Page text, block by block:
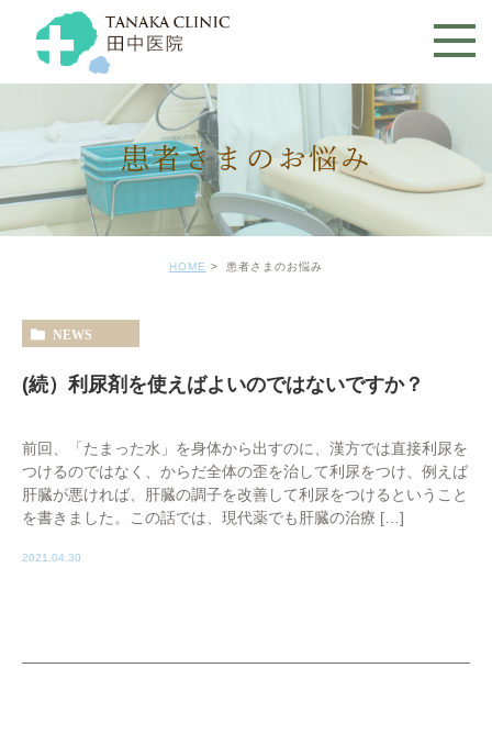
患者さまのお悩み
HOME 患者さまのお悩み
NEWS
(続）利尿剤を使えばよいのではないですか？
前回、「たまった水」を身体から出すのに、漢方では直接利尿を
つけるのではなく、からだ全体の歪を治して利尿をつけ、例えば
肝臓が悪ければ、肝臓の調子を改善して利尿をつけるということ
を書きました。この話では、現代薬でも肝臓の治療 […]
2021.04.30